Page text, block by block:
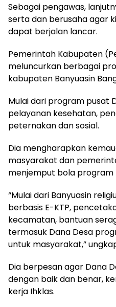
Sebagai pengawas,
serta dan berusaha agar
dapat berjalan lancar.
Pemerintah Kabupaten
meluncurkan berbagai
kabupaten Banyuasin
Mulai dari program pusat
pelayanan kesehatan,
peternakan dan sosial.
Dia mengharapkan
masyarakat dan
menjemput bola program
“Mulai dari Banyuasin
berbasis E-KTP,
kecamatan, bantuan
termasuk Dana Desa
untuk masyarakat,”
Dia berpesan agar Dana
dengan baik dan benar,
kerja Ihklas.